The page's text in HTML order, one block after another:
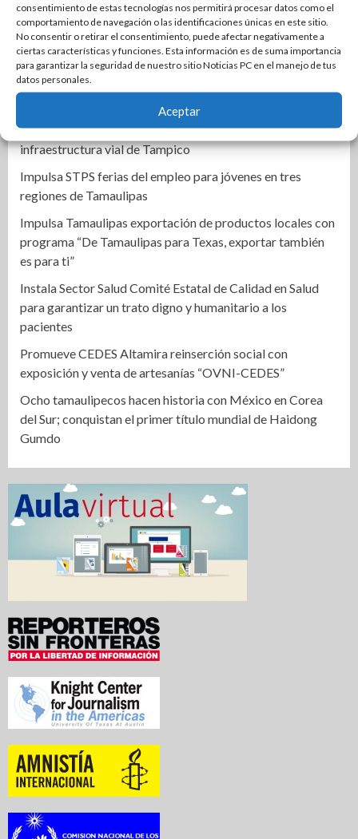
consentimiento de estas tecnologías nos permitirá procesar datos como el
comportamiento de navegación o las identificaciones únicas en este sitio.
No consentir o retirar el consentimiento, puede afectar negativamente a
ciertas características y funciones. Esta información es de suma importancia
para garantizar la seguridad de nuestro sitio Noticias PC en el manejo de tus
datos personales.
Aceptar
Tecnológica de Altamira para impulsar la innovación
turística mediante TampIA
Destaca Olga Sosa innovación en el campo durante la
presentación de Forward Farming de Bayer en México
Con más obra pública, Mónica Villarreal transforma la
infraestructura vial de Tampico
Impulsa STPS ferias del empleo para jóvenes en tres
regiones de Tamaulipas
Impulsa Tamaulipas exportación de productos locales con
programa “De Tamaulipas para Texas, exportar también
es para ti”
Instala Sector Salud Comité Estatal de Calidad en Salud
para garantizar un trato digno y humanitario a los
pacientes
Promueve CEDES Altamira reinserción social con
exposición y venta de artesanías “OVNI-CEDES”
Ocho tamaulipecos hacen historia con México en Corea
del Sur; conquistan el primer título mundial de Haidong
Gumdo